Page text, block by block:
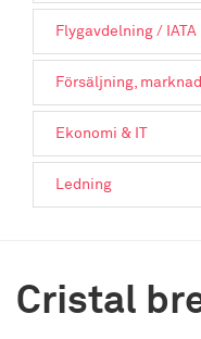
Flygavdelning / IATA
Försäljning,
Ekonomi & IT
Ledning
Cristal